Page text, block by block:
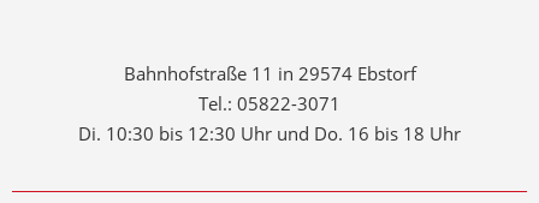
Bahnhofstraße 11 in 29574 Ebstorf
Tel.: 05822-3071
Di. 10:30 bis 12:30 Uhr und Do. 16 bis 18 Uhr